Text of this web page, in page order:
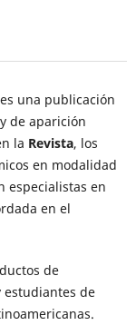
una publicación
de aparición
la Revista, los
en modalidad
especialistas en
en el
de
estudiantes de